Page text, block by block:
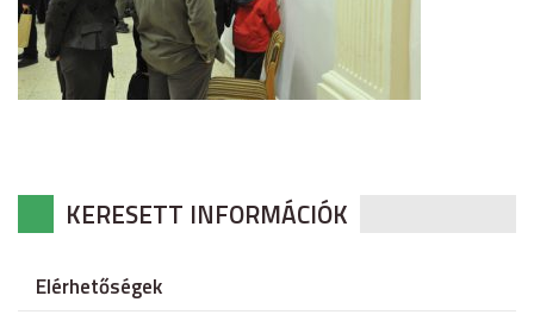
KERESETT INFORMÁCIÓK
Elérhetőségek